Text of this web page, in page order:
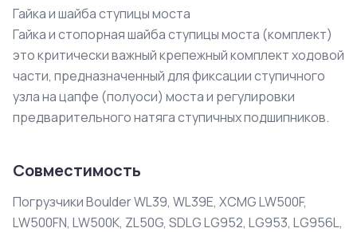
Гайка и шайба ступицы моста
Гайка и стопорная шайба ступицы моста (комплект)
это критически важный крепежный комплект ходовой
части, предназначенный для фиксации ступичного
узла на цапфе (полуоси) моста и регулировки
предварительного натяга ступичных подшипников.
Совместимость
Погрузчики Boulder WL39, WL39E, XCMG LW500F,
LW500FN, LW500K, ZL50G, SDLG LG952, LG953, LG956L,